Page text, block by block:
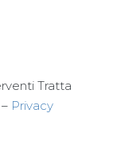
Tratta
– Privacy